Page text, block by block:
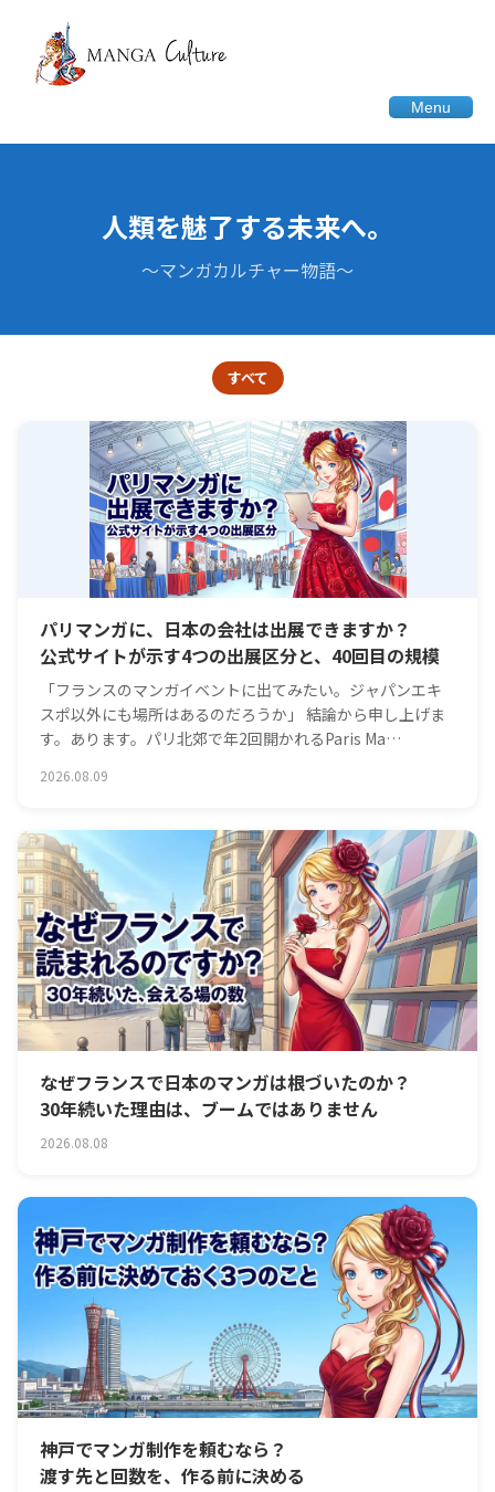
Menu
人類を魅了する未来へ。
〜マンガカルチャー物語〜
すべて
パリマンガに、日本の会社は出展できますか？
公式サイトが示す4つの出展区分と、40回目の規模
「フランスのマンガイベントに出てみたい。ジャパンエキ
スポ以外にも場所はあるのだろうか」 結論から申し上げま
す。あります。パリ北郊で年2回開かれるParis Ma…
2026.08.09
なぜフランスで日本のマンガは根づいたのか？
30年続いた理由は、ブームではありません
2026.08.08
神戸でマンガ制作を頼むなら？
渡す先と回数を、作る前に決める